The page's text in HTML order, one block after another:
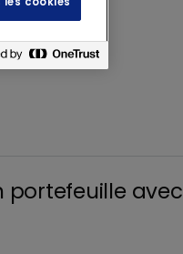
portefeuille avec